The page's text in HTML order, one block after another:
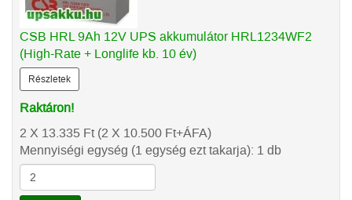
CSB HRL 9Ah 12V UPS akkumulátor HRL1234WF2
(High-Rate + Longlife kb. 10 év)
Részletek
Raktáron!
2 X 13.335 Ft(2 X 10.500 Ft+ÁFA)
Mennyiségi egység (1 egység ezt takarja): 1 db